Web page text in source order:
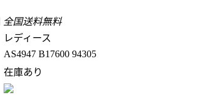
全国送料無料
レディース
AS4947 B17600 94305
在庫あり